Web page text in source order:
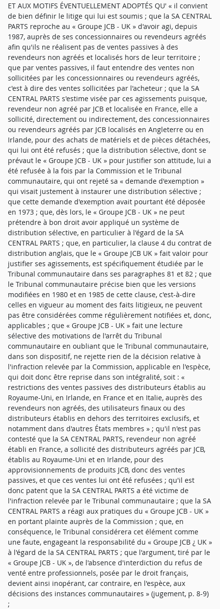
ET AUX MOTIFS ÉVENTUELLEMENT ADOPTÉS QU' « il convient
de bien définir le litige qui lui est soumis ; que la SA CENTRAL
PARTS reproche au « Groupe JCB - UK » d'avoir agi, depuis
1987, auprès de ses concessionnaires ou revendeurs agréés
afin qu'ils ne réalisent pas de ventes passives à des
revendeurs non agréés et localisés hors de leur territoire ;
que par ventes passives, il faut entendre des ventes non
sollicitées par les concessionnaires ou revendeurs agréés,
c'est à dire des ventes sollicitées par l'acheteur ; que la SA
CENTRAL PARTS s'estime visée par ces agissements puisque,
revendeur non agréé par JCB et localisée en France, elle a
sollicité, directement ou indirectement, des concessionnaires
ou revendeurs agréés par JCB localisés en Angleterre ou en
Irlande, pour des achats de matériels et de pièces détachées,
qui lui ont été refusés ; que la distribution sélective, dont se
prévaut le « Groupe JCB - UK » pour justifier son attitude, lui a
été refusée à la fois par la Commission et le Tribunal
communautaire, qui ont rejeté sa « demande d'exemption »
qui visait justement à instaurer une distribution sélective ;
que cette demande d'exemption avait pourtant été déposée
en 1973 ; que, dès lors, le « Groupe JCB - UK » ne peut
prétendre à bon droit avoir appliqué un système de
distribution sélective, en particulier à l'égard de la SA
CENTRAL PARTS ; que, en particulier, la clause 4 du contrat de
distribution anglais, que le « Groupe JCB UK » fait valoir pour
justifier ses agissements, est spécifiquement étudiée par le
Tribunal communautaire dans ses paragraphes 81 et 82 ; que
le Tribunal communautaire précise bien que les versions
modifiées en 1980 et en 1985 de cette clause, c'est-à-dire
celles en vigueur au moment des faits litigieux, ne peuvent
pas être considérées comme régulièrement notifiées et, donc,
applicables ; que « Groupe JCB - UK » fait une lecture
sélective des motivations de l'arrêt du Tribunal
communautaire en oubliant que le Tribunal communautaire,
dans son dispositif, ne rejette rien de la décision relative à
l'infraction relevée par la Commission, applicable en l'espèce,
qui doit donc être reprise dans son intégralité, soit : «
restrictions des ventes passives des distributeurs établis au
Royaume-Uni, en Irlande, en France et en Italie, auprès des
revendeurs non agréés, des utilisateurs finaux ou des
distributeurs établis en dehors des territoires exclusifs, et
notamment dans d'autres États membres » ; qu'il n'est pas
contesté que la SA CENTRAL PARTS, revendeur non agréé
établi en France, a sollicité des distributeurs agréés par JCB,
établis au Royaume-Uni et en Irlande, pour des
approvisionnements de produits JCB, donc des ventes
passives, et que ces ventes lui ont été refusées ; qu'il est
donc patent que la SA CENTRAL PARTS a été victime de
l'infraction relevée par le Tribunal communautaire ; que la SA
CENTRAL PARTS a réagi aux pratiques du « Groupe JCB - UK »
en portant plainte auprès de la Commission ; que, en
conséquence, le Tribunal considérera cet élément comme
une faute, engageant la responsabilité du « Groupe JCB ¿ UK »
à l'égard de la SA CENTRAL PARTS ; que l'argument, tiré par le
« Groupe JCB - UK », de l'absence d'interdiction du refus de
venté entre professionnels, posée par le droit français,
devient ainsi inopérant, car contraire, en l'espèce, aux
décisions des instances communautaires » (jugement, p. 8-9)
;